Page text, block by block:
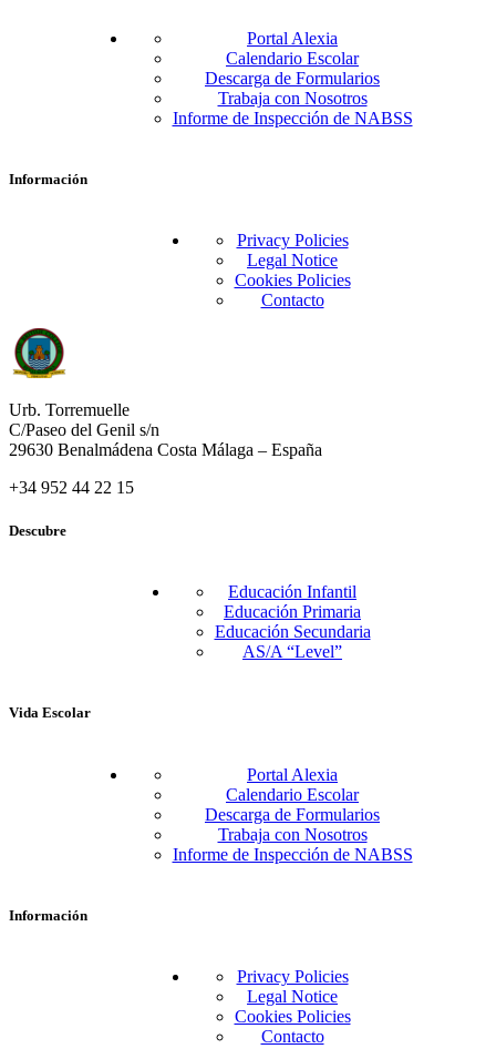
Portal Alexia
Calendario Escolar
Descarga de Formularios
Trabaja con Nosotros
Informe de Inspección de NABSS
Información
Privacy Policies
Legal Notice
Cookies Policies
Contacto
Urb. Torremuelle
C/Paseo del Genil s/n
29630 Benalmádena Costa Málaga – España
+34 952 44 22 15
Descubre
Educación Infantil
Educación Primaria
Educación Secundaria
AS/A “Level”
Vida Escolar
Portal Alexia
Calendario Escolar
Descarga de Formularios
Trabaja con Nosotros
Informe de Inspección de NABSS
Información
Privacy Policies
Legal Notice
Cookies Policies
Contacto